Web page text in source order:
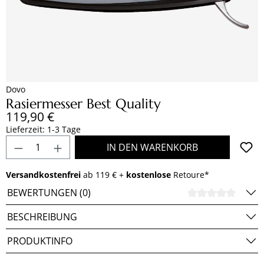
Dovo
Rasiermesser Best Quality
Regulärer Preis:
119,90 €
Lieferzeit: 1-3 Tage
Produkt Anzahl: Gib den gewünschten
IN DEN WARENKORB
Versandkostenfrei ab 119 € + kostenlose Retoure*
BEWERTUNGEN (0)
BESCHREIBUNG
PRODUKTINFO